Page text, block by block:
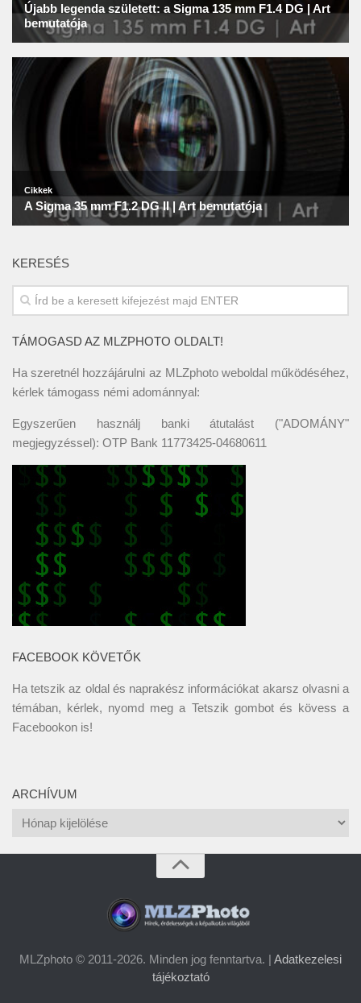
KERESÉS
TÁMOGASD AZ MLZPHOTO OLDALT!
Ha szeretnél hozzájárulni az MLZphoto weboldal működéséhez,
kérlek támogass némi adománnyal:
Egyszerűen használj banki átutalást ("ADOMÁNY"
megjegyzéssel): OTP Bank 11773425-04680611
FACEBOOK KÖVETŐK
Ha tetszik az oldal és naprakész információkat akarsz olvasni a
témában, kérlek, nyomd meg a Tetszik gombot és kövess a
Facebookon is!
ARCHÍVUM
Archívum
MLZphoto © 2011-2026. Minden jog fenntartva. | Adatkezelesi
tájékoztató